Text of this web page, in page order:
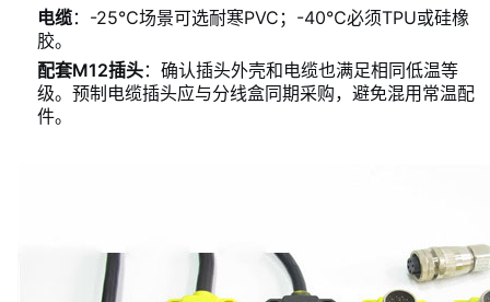
电缆：-25℃场景可选耐寒PVC；-40℃必须TPU或硅橡
胶。
配套M12插头：确认插头外壳和电缆也满足相同低温等
级。预制电缆插头应与分线盒同期采购，避免混用常温配
件。